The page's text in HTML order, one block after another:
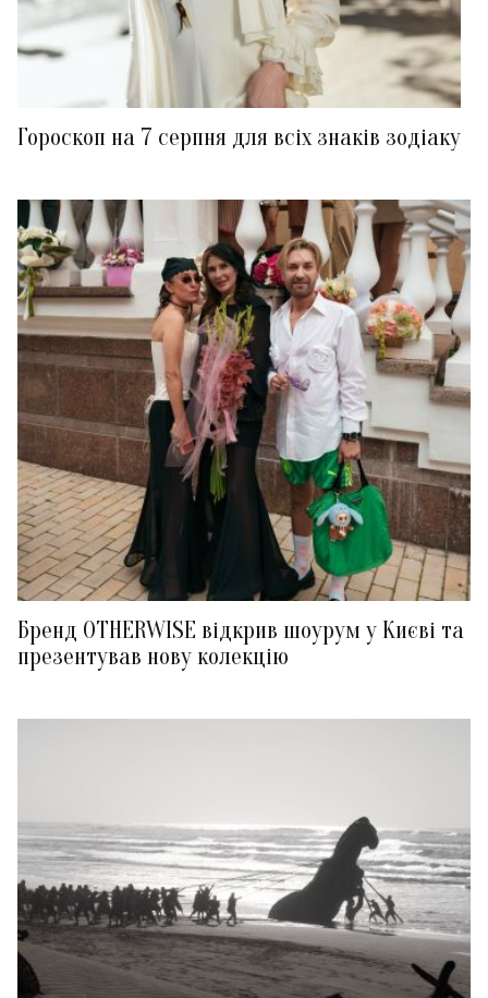
Гороскоп на 7 серпня для всіх знаків зодіаку
Бренд OTHERWISE відкрив шоурум у Києві та
презентував нову колекцію